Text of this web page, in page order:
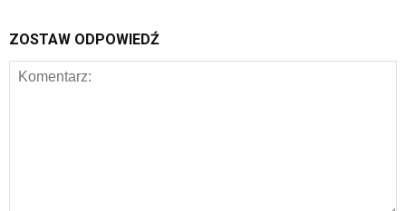
ZOSTAW ODPOWIEDŹ